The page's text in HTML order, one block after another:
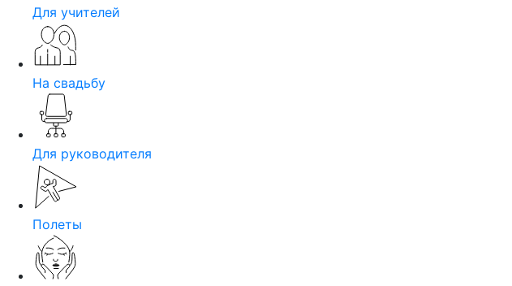
Для учителей
На свадьбу
Для руководителя
Полеты